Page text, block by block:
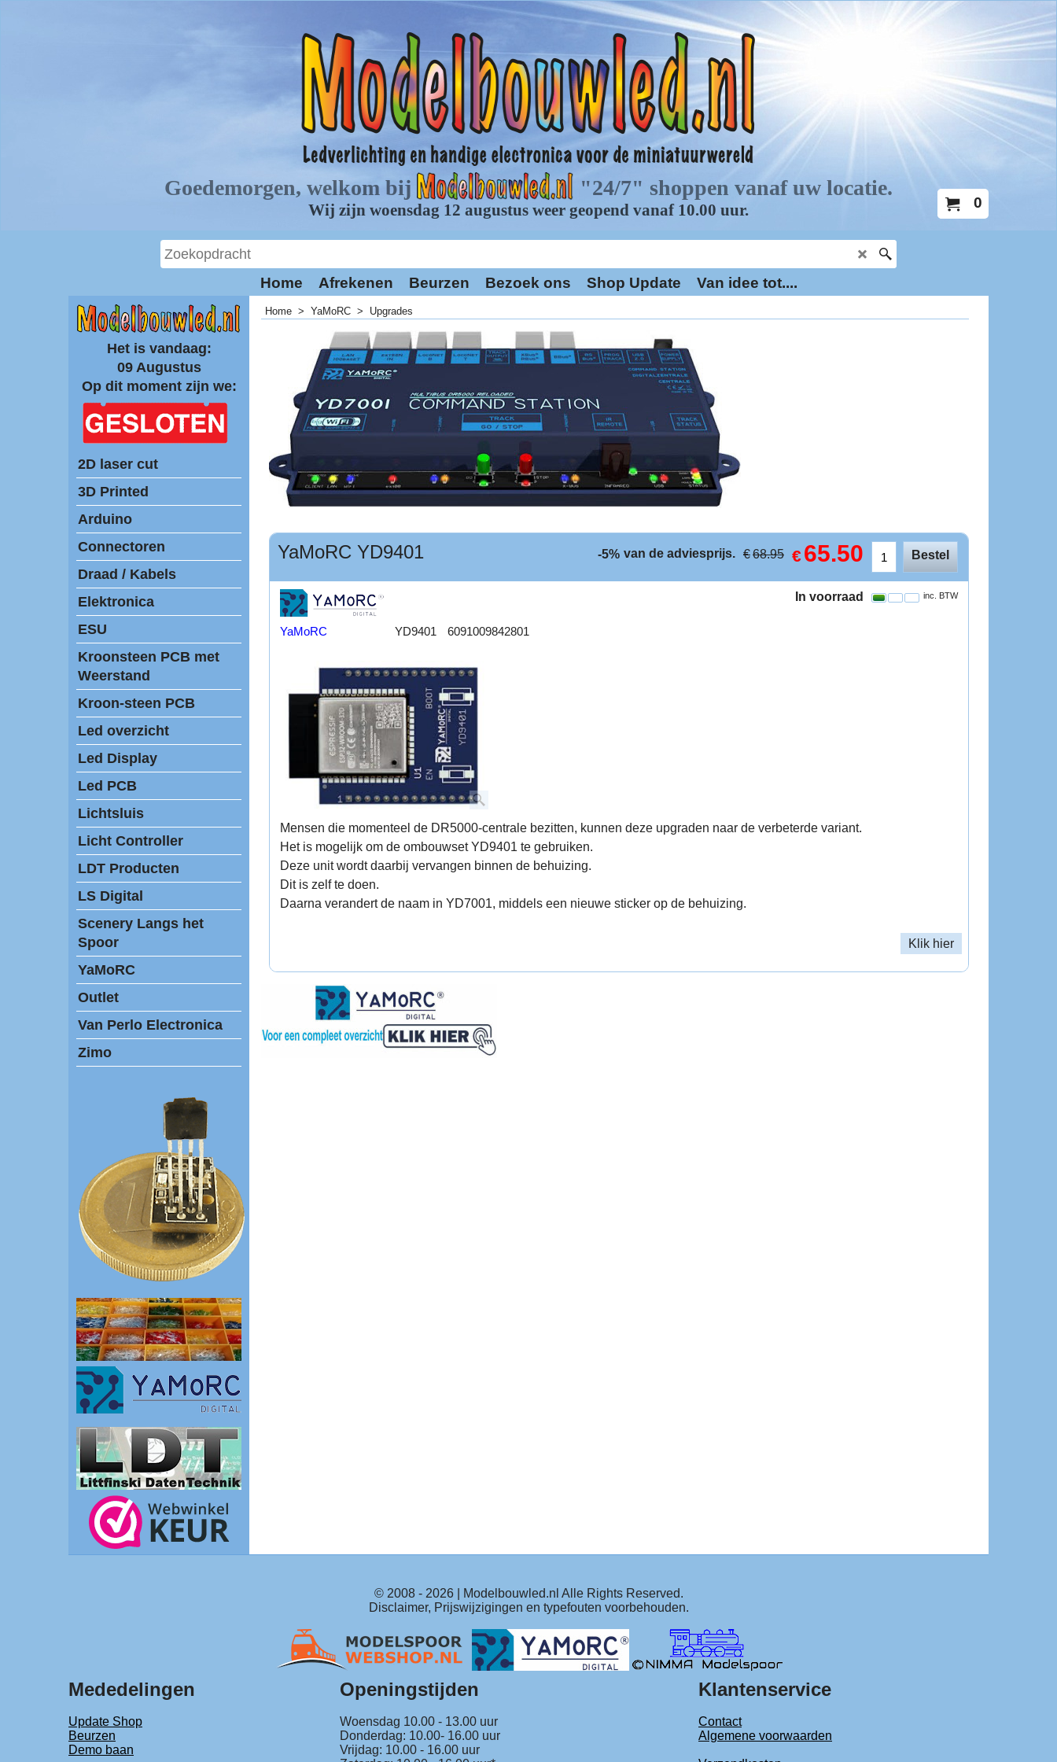
0
Home Afrekenen Beurzen Bezoek ons Shop Update Van idee tot....
Het is vandaag:
09 Augustus
Op dit moment zijn we:
2D laser cut
3D Printed
Arduino
Connectoren
Draad / Kabels
Elektronica
ESU
Kroonsteen PCB met
Weerstand
Kroon-steen PCB
Led overzicht
Led Display
Led PCB
Lichtsluis
Licht Controller
LDT Producten
LS Digital
Scenery Langs het
Spoor
YaMoRC
Outlet
Van Perlo Electronica
Zimo
Home > YaMoRC > Upgrades
YaMoRC YD9401 -5% van de adviesprijs. €68.95 €65.50 Bestel
YaMoRC YD9401 6091009842801
inc. BTW
In voorraad
Mensen die momenteel de DR5000-centrale bezitten, kunnen deze upgraden naar de verbeterde variant.
Het is mogelijk om de ombouwset YD9401 te gebruiken.
Deze unit wordt daarbij vervangen binnen de behuizing.
Dit is zelf te doen.
Daarna verandert de naam in YD7001, middels een nieuwe sticker op de behuizing.
Klik hier
© 2008 - 2026| Modelbouwled.nl Alle Rights Reserved.
Disclaimer, Prijswijzigingen en typefouten voorbehouden.
Mededelingen Openingstijden Klantenservice
Update Shop Woensdag 10.00 - 13.00 uur
Contact
Beurzen
Donderdag: 10.00- 16.00 uur
Algemene voorwaarden
Demo baan
Vrijdag: 10.00 - 16.00 uur